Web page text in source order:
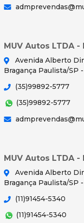
MUV Autos LTDA -
Avenida Alberto
Bragança Paulista/SP
(35)99892-5777
(35)99892-5777
MUV Autos LTDA
Avenida Alberto
Bragança Paulista/SP
(11)91454-5340
(11)91454-5340